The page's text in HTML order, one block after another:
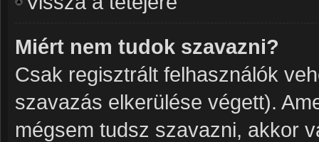
Miért nem tudok szavazni?
Csak regisztrált felhasználók
szavazás elkerülése végett).
mégsem tudsz szavazni, akkor